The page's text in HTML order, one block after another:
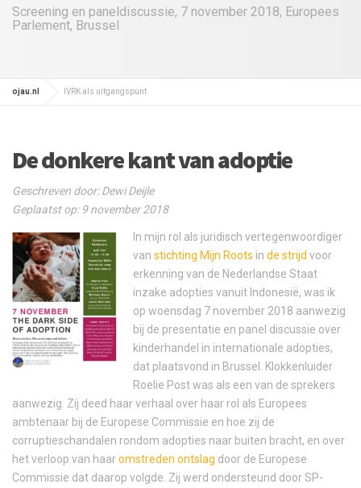
Screening en paneldiscussie, 7 november 2018, Europees
Parlement, Brussel
ojau.nl IVRK als uitgangspunt
De donkere kant van adoptie
Geschreven door: Dewi Deijle
Geplaatst op: 9 november 2018
In mijn rol als juridisch vertegenwoordiger
van stichting Mijn Roots in de strijd voor
erkenning van de Nederlandse Staat
inzake adopties vanuit Indonesië, was ik
op woensdag 7 november 2018 aanwezig
bij de presentatie en panel discussie over
kinderhandel in internationale adopties,
dat plaatsvond in Brussel. Klokkenluider
Roelie Post was als een van de sprekers
aanwezig. Zij deed haar verhaal over haar rol als Europees
ambtenaar bij de Europese Commissie en hoe zij de
corruptieschandalen rondom adopties naar buiten bracht, en over
het verloop van haaromstreden ontslag door de Europese
Commissie dat daarop volgde. Zij werd ondersteund door SP-